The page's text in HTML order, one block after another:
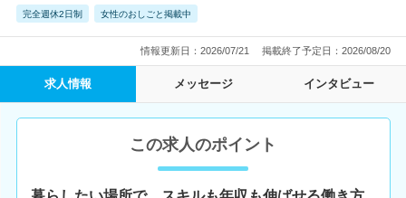
完全週休2日制 女性のおしごと掲載中
情報更新日：2026/07/21 掲載終了予定日：2026/08/20
求人情報 メッセージ インタビュー
この求人のポイント